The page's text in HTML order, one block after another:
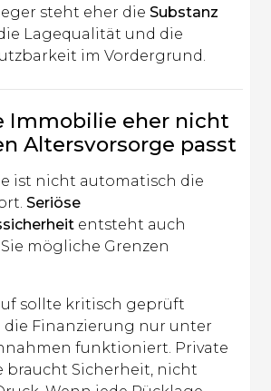
steht eher dieSubstanz
Lagequalität und die
im Vordergrund.
Immobilie eher nicht
Altersvorsorge passt
ist nicht automatisch die
Seriöse
entsteht auch
mögliche Grenzen
sollte kritisch geprüft
die Finanzierung nur unter
funktioniert. Private
braucht Sicherheit, nicht